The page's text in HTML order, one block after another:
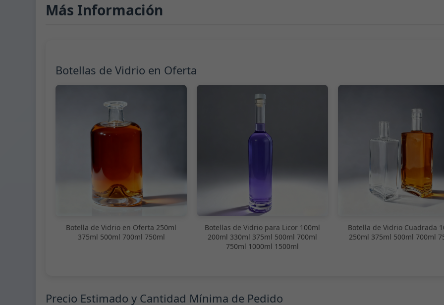
Más Información
Botellas de Vidrio en Oferta
Botella de Vidrio en Oferta 250ml
375ml 500ml 700ml 750ml
Botellas de Vidrio para Licor 100ml
200ml 330ml 375ml 500ml 700ml
750ml 1000ml 1500ml
Botella de Vidrio Cuadrada
250ml 375ml 500ml 700ml
Precio Estimado y Cantidad Mínima de Pedido